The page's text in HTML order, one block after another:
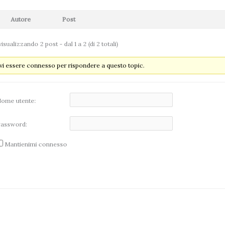
Autore Post
2 post - dal 1 a 2 (di 2 totali)
essere connesso per rispondere a questo topic.
utente:
Mantienimi connesso